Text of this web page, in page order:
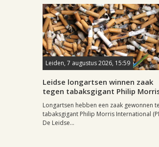
Leiden, 7 augustus 2026, 15:59
Leidse longartsen winnen zaak
tegen tabaksgigant Philip
Longartsen hebben een zaak gewonnen
tabaksgigant Philip Morris International
De Leidse...